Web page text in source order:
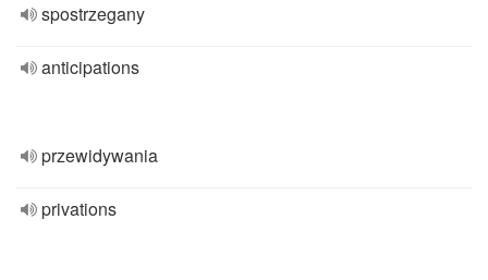
spostrzegany
anticipations
przewidywania
privations